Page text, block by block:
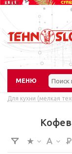
МЕНЮ
Для кухни (мелкая